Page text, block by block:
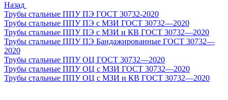
Назад
Трубы стальные ППУ ПЭ ГОСТ 30732-2020
Трубы стальные ППУ ПЭ с МЗИ ГОСТ 30732—2020
Трубы стальные ППУ ПЭ с МЗИ и КВ ГОСТ 30732—2020
Трубы стальные ППУ ПЭ Бандажированные ГОСТ 30732—
2020
Трубы стальные ППУ ОЦ ГОСТ 30732—2020
Трубы стальные ППУ ОЦ с МЗИ ГОСТ 30732—2020
Трубы стальные ППУ ОЦ с МЗИ и КВ ГОСТ 30732—2020